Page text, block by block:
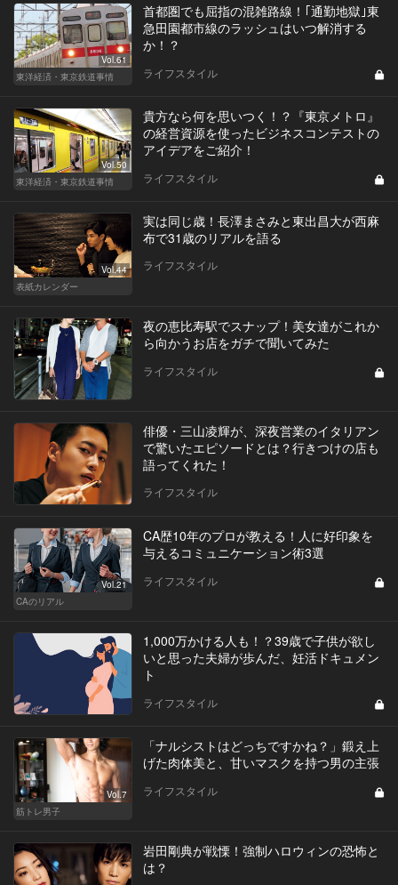
Vol.61
東洋経済・東京鉄道事情
首都圏でも屈指の混雑路線！｢通勤地獄｣東
急田園都市線のラッシュはいつ解消する
か！？
ライフスタイル
Vol.50
東洋経済・東京鉄道事情
貴方なら何を思いつく！？『東京メトロ』
の経営資源を使ったビジネスコンテストの
アイデアをご紹介！
ライフスタイル
Vol.44
表紙カレンダー
実は同じ歳！長澤まさみと東出昌大が西麻
布で31歳のリアルを語る
ライフスタイル
夜の恵比寿駅でスナップ！美女達がこれか
ら向かうお店をガチで聞いてみた
ライフスタイル
俳優・三山凌輝が、深夜営業のイタリアン
で驚いたエピソードとは？行きつけの店も
語ってくれた！
ライフスタイル
Vol.21
CAのリアル
CA歴10年のプロが教える！人に好印象を
与えるコミュニケーション術3選
ライフスタイル
1,000万かける人も！？39歳で子供が欲し
いと思った夫婦が歩んだ、妊活ドキュメン
ト
ライフスタイル
Vol.7
筋トレ男子
「ナルシストはどっちですかね？」鍛え上
げた肉体美と、甘いマスクを持つ男の主張
ライフスタイル
岩田剛典が戦慄！強制ハロウィンの恐怖と
は？